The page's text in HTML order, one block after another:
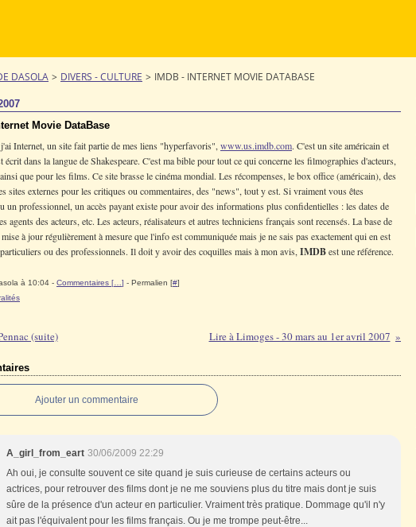
DASOLA > DIVERS - CULTURE > IMDB - INTERNET MOVIE DATABASE
Movie DataBase
Internet, un site fait partie de mes liens "hyperfavoris", www.us.imdb.com. C'est un site américain et
écrit dans la langue de Shakespeare. C'est ma bible pour tout ce qui concerne les filmographies d'acteurs,
que pour les films. Ce site brasse le cinéma mondial. Les récompenses, le box office (américain), des
sites externes pour les critiques ou commentaires, des "news", tout y est. Si vraiment vous êtes
un professionnel, un accès payant existe pour avoir des informations plus confidentielles : les dates de
agents des acteurs, etc. Les acteurs, réalisateurs et autres techniciens français sont recensés. La base de
à jour régulièrement à mesure que l'info est communiquée mais je ne sais pas exactement qui en est
ou des professionnels. Il doit y avoir des coquilles mais à mon avis, IMDBest une référence.
à 10:04 - Commentaires [ ] - Permalien [#]
(suite) Lire à Limoges - 30 mars au 1er avril 2007
Ajouter un commentaire
A_girl_from_eart 30/06/2009 22:29
Ah oui, je consulte souvent ce site quand je suis curieuse de certains acteurs ou
actrices, pour retrouver des films dont je ne me souviens plus du titre mais dont je suis
sûre de la présence d'un acteur en particulier. Vraiment très pratique. Dommage qu'il n'y
ait pas l'équivalent pour les films français. Ou je me trompe peut-être...